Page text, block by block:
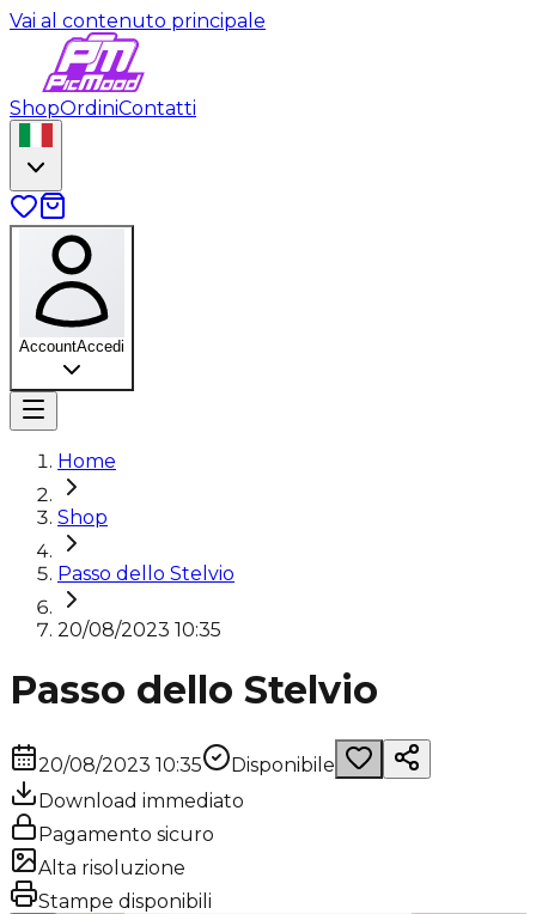
Vai al contenuto principale
ShopOrdiniContatti
AccountAccedi
Home
Shop
Passo dello Stelvio
20/08/2023 10:35
Passo dello Stelvio
20/08/2023 10:35
Disponibile
Download immediato
Pagamento sicuro
Alta risoluzione
Stampe disponibili